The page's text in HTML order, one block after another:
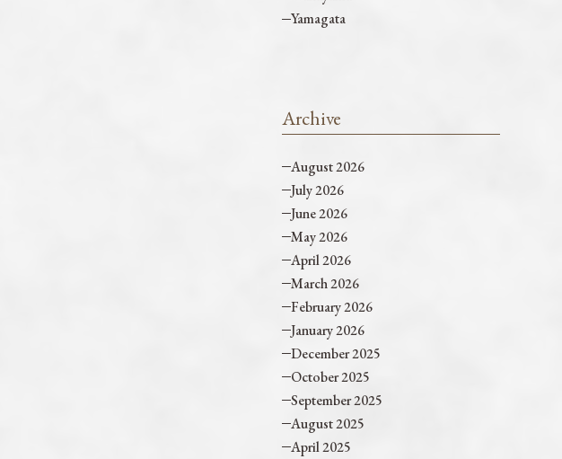
Yamagata
Archive
August 2026
July 2026
June 2026
May 2026
April 2026
March 2026
February 2026
January 2026
December 2025
October 2025
September 2025
August 2025
April 2025